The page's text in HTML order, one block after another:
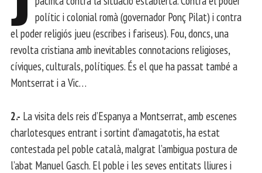
polític i colonial romà (governador Ponç Pilat) i contra
el poder religiós jueu (escribes i fariseus). Fou, doncs, una
revolta cristiana amb inevitables connotacions religioses,
cíviques, culturals, polítiques. És el que ha passat també a
Montserrat i a Vic…
2.- La visita dels reis d’Espanya a Montserrat, amb escenes
charlotesques entrant i sortint d’amagatotis, ha estat
contestada pel poble català, malgrat l’ambigua postura de
l’abat Manuel Gasch. El poble i les seves entitats lliures i